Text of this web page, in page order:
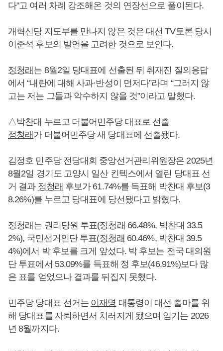
다"고 여러 차례 강조해온 것의 연장선으로 풀이된다.
개혁신당 지도부를 만나지 않은 것은 대선 TV토론 당시
이준석 후보의 발언을 고려한 것으로 보인다.
정청래 는 8월2일 당대표에 선출된 뒤 취재진 질의응답
에서 “내란에 대해 사과·반성이 먼저다”라며 “그러지 않
고는 저는 그들과 악수하지 않을 것”이라고 말했다.
△박찬대 누르고 더불어민주당 대표로 선출
정청래 가 더불어민주당 새 당대표에 선출됐다.
김정호 민주당 전당대회 중앙선거관리위원장은 2025년
8월2일 경기도 고양시 일산 킨텍스에서 열린 당대표 선
거 결과 정청래 후보가 61.74%를 득표해 박찬대 후보(3
8.26%)를 누르고 당대표에 당선됐다고 밝혔다.
정청래 는 권리당원 투표(정청래 66.48%, 박찬대 33.5
2%), 국민선거인단 투표(정청래 60.46%, 박찬대 39.5
4%)에서 박 후보를 크게 앞섰다. 박 후보는 전국 대의원
단 투표에서 53.09%를 득표해 정 후보(46.91%)보다 많
은 표를 얻었으나 결과를 뒤집지 못했다.
민주당 당대표 선거는 이재명 대통령이 대선 출마를 위
해 당대표를 사퇴하면서 치러지게 됐으며 임기는 2026
년 8월까지다.